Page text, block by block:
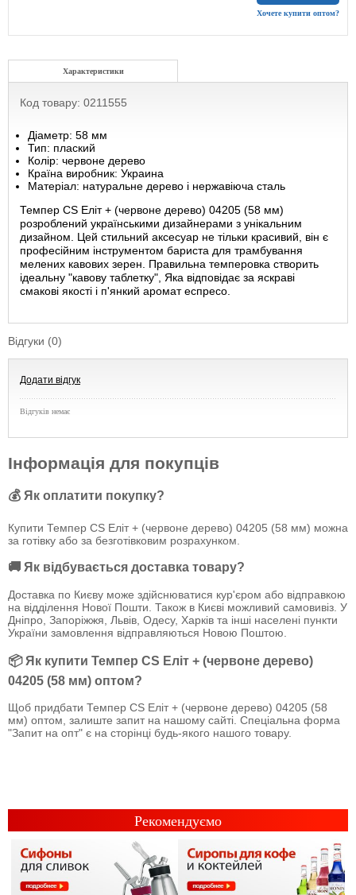
Хочете купити оптом?
Характеристики
Код товару: 0211555
Діаметр: 58 мм
Тип: плаский
Колір: червоне дерево
Країна виробник: Украина
Матеріал: натуральне дерево і нержавіюча сталь
Темпер CS Еліт + (червоне дерево) 04205 (58 мм)
розроблений українськими дизайнерами з унікальним
дизайном. Цей стильний аксесуар не тільки красивий, він є
професійним інструментом бариста для трамбування
мелених кавових зерен. Правильна темперовка створить
ідеальну "кавову таблетку", Яка відповідає за яскраві
смакові якості і п'янкий аромат еспресо.
Відгуки (0)
Додати відгук
Відгуків немає
Інформація для покупців
💰 Як оплатити покупку?
Купити Темпер CS Еліт + (червоне дерево) 04205 (58 мм) можна
за готівку або за безготівковим розрахунком.
🚚 Як відбувається доставка товару?
Доставка по Києву може здійснюватися кур'єром або відправкою
на відділення Нової Пошти. Також в Києві можливий самовивіз. У
Дніпро, Запоріжжя, Львів, Одесу, Харків та інші населені пункти
України замовлення відправляються Новою Поштою.
📦 Як купити Темпер CS Еліт + (червоне дерево)
04205 (58 мм) оптом?
Щоб придбати Темпер CS Еліт + (червоне дерево) 04205 (58
мм) оптом, залиште запит на нашому сайті. Спеціальна форма
"Запит на опт" є на сторінці будь-якого нашого товару.
Рекомендуємо